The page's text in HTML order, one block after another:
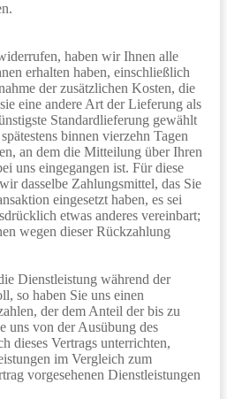
haben wir Ihnen alle
erhalten haben, einschließlich
der zusätzlichen Kosten, die
eine andere Art der Lieferung als
Standardlieferung gewählt
binnen vierzehn Tagen
an dem die Mitteilung über Ihren
uns eingegangen ist. Für diese
dasselbe Zahlungsmittel, das Sie
eingesetzt haben, es sei
etwas anderes vereinbart;
wegen dieser Rückzahlung
Dienstleistung während der
so haben Sie uns einen
der dem Anteil der bis zu
uns von der Ausübung des
dieses Vertrags unterrichten,
im Vergleich zum
vorgesehenen Dienstleistungen